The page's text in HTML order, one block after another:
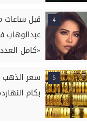
4
قبل ساعات
عبدالوهاب
«كامل العدد»
5
بكام